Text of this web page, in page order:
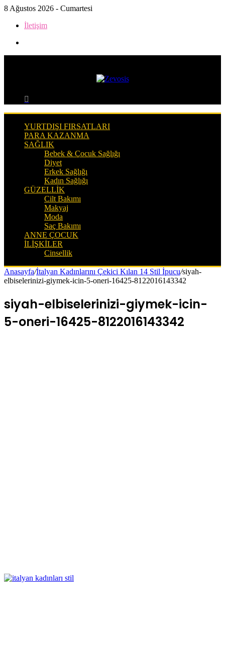
8 Ağustos 2026 - Cumartesi
İletişim
yap
...
YURTDIŞI FIRSATLARI
PARA KAZANMA
SAĞLIK
Bebek & Çocuk Sağlığı
Diyet
Erkek Sağlığı
Kadın Sağlığı
GÜZELLIK
Cilt Bakımı
Makyaj
Moda
Saç Bakımı
ANNE ÇOCUK
İLIŞKILER
Cinsellik
Anasayfa/İtalyan Kadınlarını Çekici Kılan 14 Stil İpucu/siyah-
elbiselerinizi-giymek-icin-5-oneri-16425-8122016143342
siyah-elbiselerinizi-giymek-icin-
5-oneri-16425-8122016143342